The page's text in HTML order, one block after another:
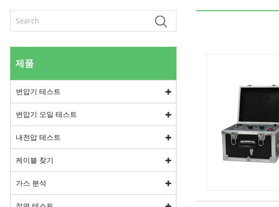
제품
변압기 테스트
변압기 오일 테스트
내전압 테스트
케이블 찾기
가스 분석